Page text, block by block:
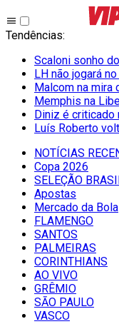
Tendências:
Scaloni sonho
LH não jogará
Malcom na mira
Memphis na
Diniz é criticado
Luís Roberto
NOTÍCIAS
Copa 2026
SELEÇÃO
Apostas
Mercado da Bola
FLAMENGO
SANTOS
PALMEIRAS
CORINTHIANS
AO VIVO
GRÊMIO
SĀO PAULO
VASCO